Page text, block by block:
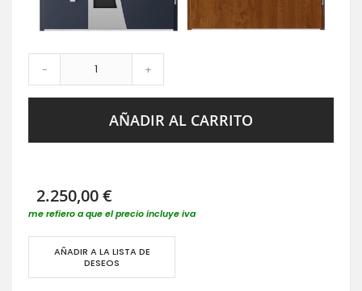
- +
AÑADIR AL CARRITO
2.250,00 €
me refiero a que el precio incluye iva
AÑADIR A LA LISTA DE
DESEOS